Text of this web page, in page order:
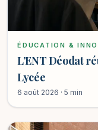
ÉDUCATION &
L’ENT Déodat
Lycée
6 août 2026 · 5 min